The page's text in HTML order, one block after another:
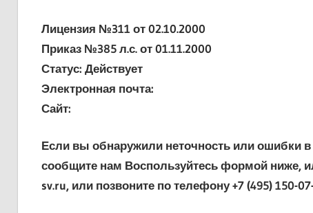
Лицензия №311 от 02.10.2000
Приказ №385 л.с. от 01.11.2000
Статус: Действует
Электронная почта:
Сайт:
Если вы обнаружили неточность или ошибки в
сообщите нам Воспользуйтесь формой ниже,
sv.ru, или позвоните по телефону +7 (495) 150-